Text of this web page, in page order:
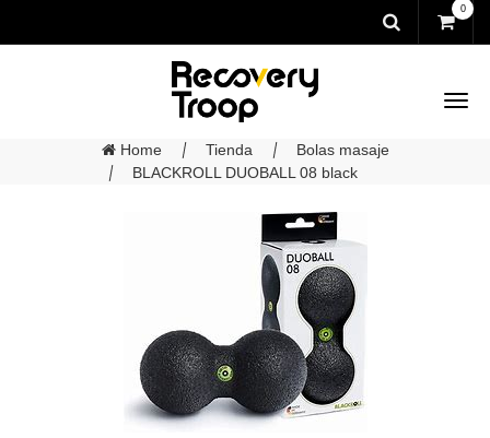
0
Home Tienda
Bolas masaje
BLACKROLL DUOBALL 08 black